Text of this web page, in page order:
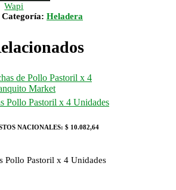
Wapi
Categoría: Heladera
Pollo Pastoril x 4 Unidades
NACIONALES: $ 10.082,64
Pollo Pastoril x 4 Unidades